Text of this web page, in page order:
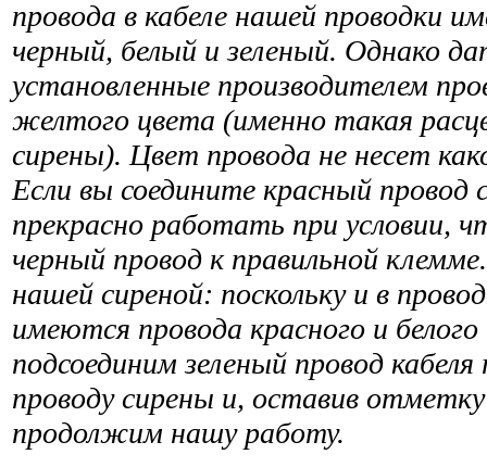
провода в кабеле нашей проводки
черный, белый и зеленый. Однако
уста­новленные производителем
желтого цвета (именно такая
сирены). Цвет провода не несет
Если вы соедините красный
прекрасно работать при условии,
черный провод к правильной
нашей сиреной: поскольку и в
имеются провода красного и
подсоединим зеленый провод
проводу сирены и, оставив
продолжим нашу работу.